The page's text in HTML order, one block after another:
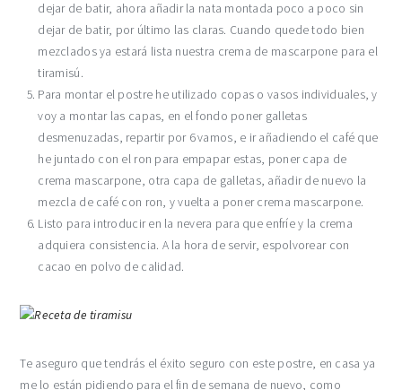
dejar de batir, ahora añadir la nata montada poco a poco sin
dejar de batir, por último las claras. Cuando quede todo bien
mezclados ya estará lista nuestra crema de mascarpone para el
tiramisú.
Para montar el postre he utilizado copas o vasos individuales, y
voy a montar las capas, en el fondo poner galletas
desmenuzadas, repartir por 6 vamos, e ir añadiendo el café que
he juntado con el ron para empapar estas, poner capa de
crema mascarpone, otra capa de galletas, añadir de nuevo la
mezcla de café con ron, y vuelta a poner crema mascarpone.
Listo para introducir en la nevera para que enfríe y la crema
adquiera consistencia. A la hora de servir, espolvorear con
cacao en polvo de calidad.
Te aseguro que tendrás el éxito seguro con este postre, en casa ya
me lo están pidiendo para el fin de semana de nuevo, como